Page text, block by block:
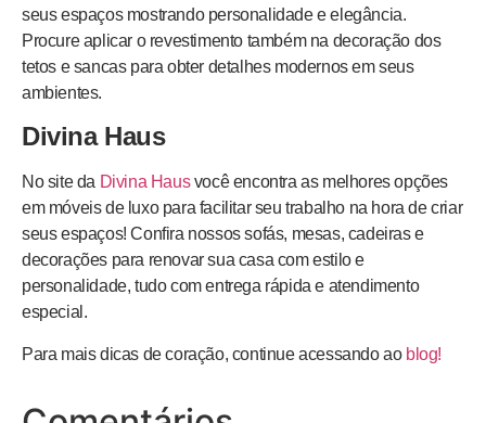
seus espaços mostrando personalidade e elegância.
Procure aplicar o revestimento também na decoração dos
tetos e sancas para obter detalhes modernos em seus
ambientes.
Divina Haus
No site da Divina Hausvocê encontra as melhores opções
em móveis de luxo para facilitar seu trabalho na hora de criar
seus espaços! Confira nossos sofás, mesas, cadeiras e
decorações para renovar sua casa com estilo e
personalidade, tudo com entrega rápida e atendimento
especial.
Para mais dicas de coração, continue acessando ao blog!